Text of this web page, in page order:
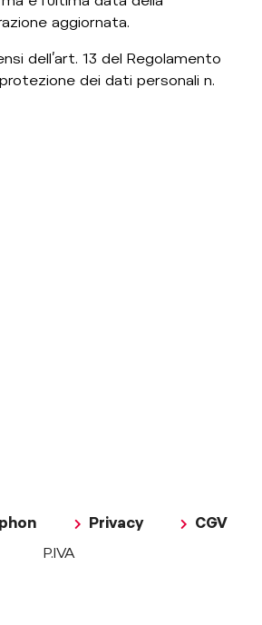
aggiornata.
dell’art. 13 del Regolamento
dei dati personali n.
Privacy
CGV
P.IVA